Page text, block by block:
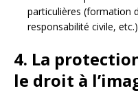
particulières (formation
responsabilité civile,
4. La
le droit à